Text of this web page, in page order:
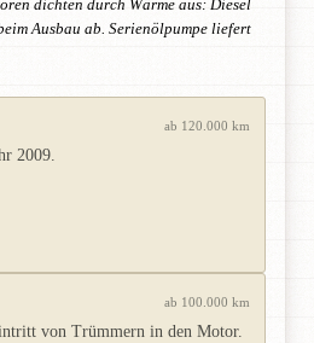
dichten durch Wärme aus: Diesel
Ausbau ab. Serienölpumpe liefert
ab 120.000 km
2009.
ab 100.000 km
von Trümmern in den Motor.